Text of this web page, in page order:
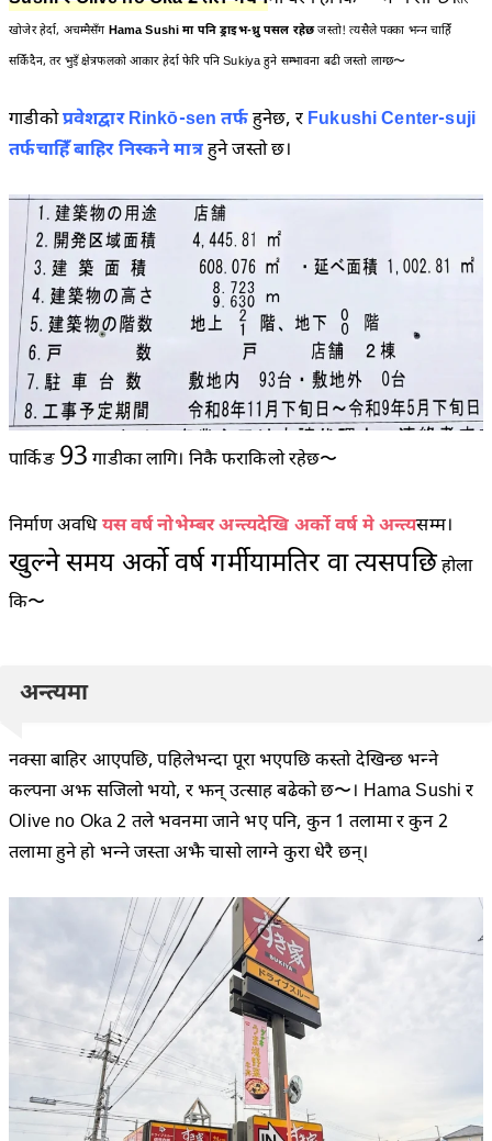
खोजेर हेर्दा, अचम्मैसँग Hama Sushi मा पनि ड्राइभ-थ्रु पसल रहेछजस्तो! त्यसैले पक्का भन्न चाहिँ
सकिँदैन, तर भुइँ क्षेत्रफलको आकार हेर्दा फेरि पनि Sukiya हुने सम्भावना बढी जस्तो लाग्छ〜
गाडीकोप्रवेशद्वार Rinkō-sen तर्फहुनेछ, र Fukushi Center-suji
तर्फचाहिँ बाहिर निस्कने मात्रहुने जस्तो छ।
पार्किङ 93 गाडीका लागि। निकै फराकिलो रहेछ〜
निर्माण अवधियस वर्ष नोभेम्बर अन्त्यदेखि अर्को वर्ष मे अन्त्यसम्म।
खुल्ने समय अर्को वर्ष गर्मीयामतिर वा त्यसपछिहोला
कि〜
अन्त्यमा
नक्सा बाहिर आएपछि, पहिलेभन्दा पूरा भएपछि कस्तो देखिन्छ भन्ने
कल्पना अझ सजिलो भयो, र झन् उत्साह बढेको छ〜। Hama Sushi र
Olive no Oka 2 तले भवनमा जाने भए पनि, कुन 1 तलामा र कुन 2
तलामा हुने हो भन्ने जस्ता अझै चासो लाग्ने कुरा धेरै छन्।